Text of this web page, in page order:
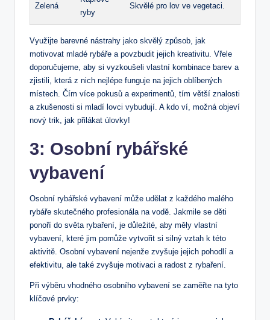
Zelená
‌ryby
Skvělé pro lov ve vegetaci.
Využijte barevné nástrahy jako skvělý‌ způsob, jak
motivovat mladé rybáře⁤ a povzbudit jejich kreativitu. Vřele
doporučujeme, aby si‌ vyzkoušeli vlastní⁢ kombinace⁣ barev a
zjistili, která‌ z nich nejlépe funguje na jejich ⁣oblíbených
místech. Čím více pokusů a experimentů, ⁤tím větší ⁣znalosti​
a ​zkušenosti si mladí lovci vybudují. A kdo ví, možná ⁣objeví
nový ‌trik, jak přilákat úlovky!
3: Osobní rybářské​
vybavení
Osobní rybářské vybavení může​ udělat z ⁤každého malého
rybáře skutečného⁤ profesionála‍ na vodě. ‍Jakmile‌ se děti
ponoří do světa rybaření, ⁤je důležité, aby měly vlastní
vybavení, které jim⁢ pomůže vytvořit si silný ​vztah‌ k této
aktivitě. Osobní ​vybavení nejenže ⁤zvyšuje ​jejich⁣ pohodlí a
efektivitu, ale také zvyšuje motivaci a radost z rybaření.
Při výběru vhodného osobního vybavení‌ se zaměřte⁣ na tyto
klíčové prvky: